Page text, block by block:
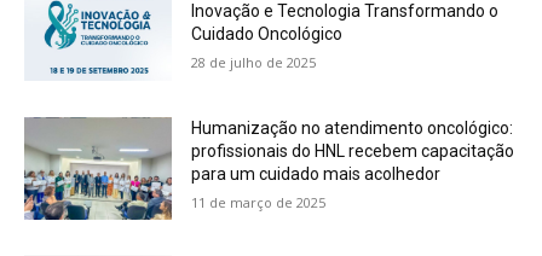
Inovação e Tecnologia Transformando o
Cuidado Oncológico
28 de julho de 2025
Humanização no atendimento oncológico:
profissionais do HNL recebem capacitação
para um cuidado mais acolhedor
11 de março de 2025